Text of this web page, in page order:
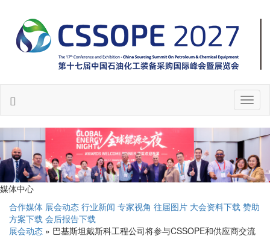
媒体中心
合作媒体 展会动态 行业新闻 专家视角 往届图片 大会资料下载 赞助
方案下载 会后报告下载
展会动态 » 巴基斯坦戴斯科工程公司将参与CSSOPE和供应商交流